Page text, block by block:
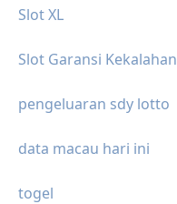
Slot XL
Slot Garansi Kekalahan
pengeluaran sdy lotto
data macau hari ini
togel